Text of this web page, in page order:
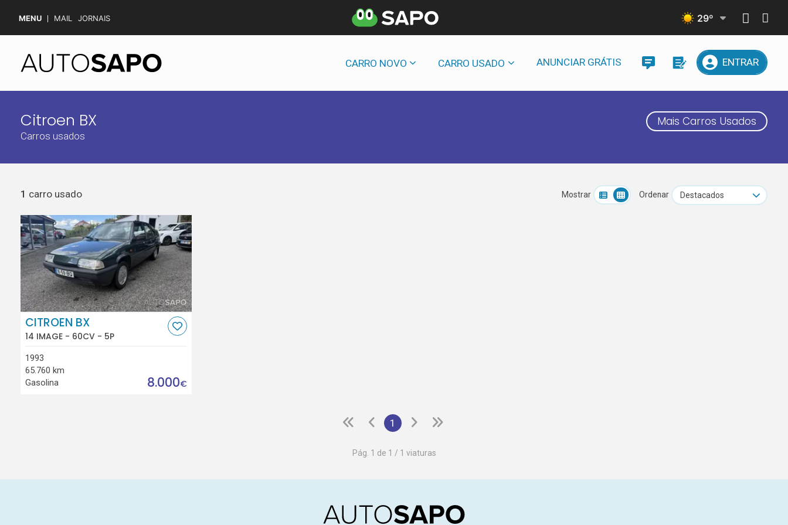
MENU MAIL JORNAIS 29º
CARRO NOVO CARRO USADO ANUNCIAR GRÁTIS ENTRAR
Citroen BX
Carros usados
Mais Carros Usados
1 carro usado Mostrar Ordenar Destacados
CITROEN BX
14 IMAGE - 60CV - 5P
1993
65.760 km
Gasolina
8.000€
1
Pág. 1 de 1 / 1 viaturas